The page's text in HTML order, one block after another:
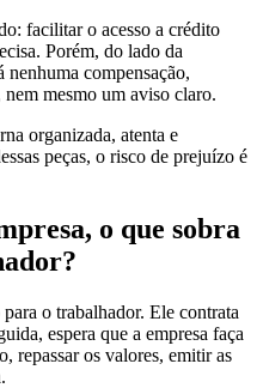
facilitar o acesso a crédito
Porém, do lado da
nenhuma compensação,
mesmo um aviso claro.
organizada, atenta e
peças, o risco de prejuízo é
o que sobra
o trabalhador. Ele contrata
espera que a empresa faça
repassar os valores, emitir as